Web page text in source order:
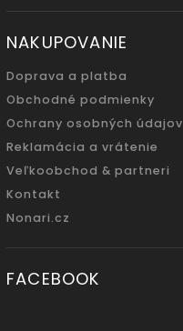
NAKUPOVANIE
Doprava a platba
Obchodné podmienky
Ochrany osobných údajov
Reklamácia a vrátenie
Veľkoobchod & partneri
Kontakt
Nonari.cz
FACEBOOK